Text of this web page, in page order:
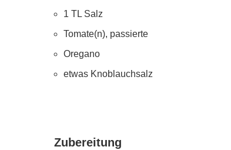
1 TL Salz
Tomate(n), passierte
Oregano
etwas Knoblauchsalz
Zubereitung